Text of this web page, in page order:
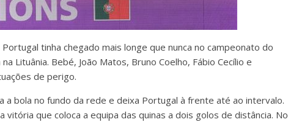
tinha chegado mais longe que nunca no campeonato do
Lituânia. Bebé, João Matos, Bruno Coelho, Fábio Cecílio e
de perigo.
a bola no fundo da rede e deixa Portugal à frente até ao intervalo.
que coloca a equipa das quinas a dois golos de distância. No